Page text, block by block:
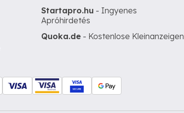
Startapro.hu - Ingyenes
Apróhirdetés
Quoka.de - Kostenlose Kleinanzeigen